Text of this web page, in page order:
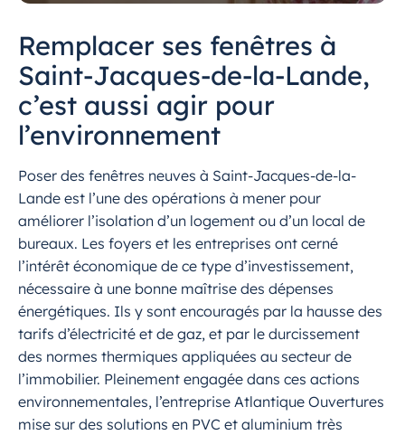
Remplacer ses fenêtres à
Saint-Jacques-de-la-Lande,
c’est aussi agir pour
l’environnement
Poser des fenêtres neuves à Saint-Jacques-de-la-
Lande est l’une des opérations à mener pour
améliorer l’isolation d’un logement ou d’un local de
bureaux. Les foyers et les entreprises ont cerné
l’intérêt économique de ce type d’investissement,
nécessaire à une bonne maîtrise des dépenses
énergétiques. Ils y sont encouragés par la hausse des
tarifs d’électricité et de gaz, et par le durcissement
des normes thermiques appliquées au secteur de
l’immobilier. Pleinement engagée dans ces actions
environnementales, l’entreprise Atlantique Ouvertures
mise sur des solutions en PVC et aluminium très